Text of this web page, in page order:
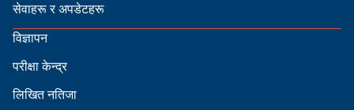
सेवाहरू र अपडेटहरू
विज्ञापन
परीक्षा केन्द्र
लिखित नतिजा